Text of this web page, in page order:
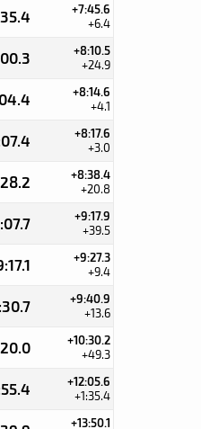
+7:45.6
+6.4
+8:10.5
+24.9
+8:14.6
+4.1
+8:17.6
+3.0
+8:38.4
+20.8
+9:17.9
+39.5
+9:27.3
+9.4
+9:40.9
+13.6
+10:30.2
+49.3
+12:05.6
+1:35.4
+13:50.1